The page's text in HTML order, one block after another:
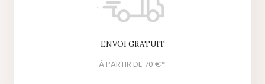
ENVOI GRATUIT
À PARTIR DE 70 €*.